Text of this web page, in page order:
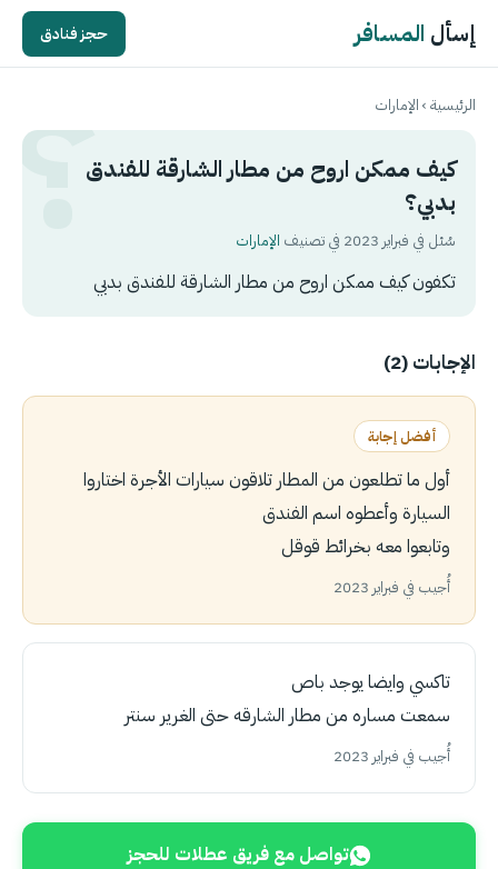
إسأل المسافر حجز فنادق
الرئيسية›الإمارات
كيف ممكن اروح من مطار الشارقة للفندق
بدبي؟
سُئل في فبراير 2023 في تصنيف الإمارات
تكفون كيف ممكن اروح من مطار الشارقة للفندق بدبي
الإجابات (2)
أفضل إجابة
أول ما تطلعون من المطار تلاقون سيارات الأجرة اختاروا
السيارة وأعطوه اسم الفندق
وتابعوا معه بخرائط قوقل
أُجيب في فبراير 2023
تاكسي وايضا يوجد باص
سمعت مساره من مطار الشارقه حتى الغرير سنتر
أُجيب في فبراير 2023
تواصل مع فريق عطلات للحجز